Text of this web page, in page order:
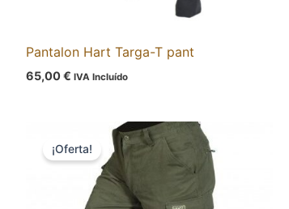
Pantalon Hart Targa-T pant
65,00€ IVA Incluído
¡Oferta!
precio
original
69,95 €.
El
precio
actual
56,00 €.